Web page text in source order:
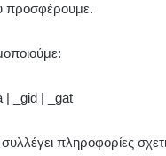
προσφέρουμε.
| _gid | _gat
πληροφορίες